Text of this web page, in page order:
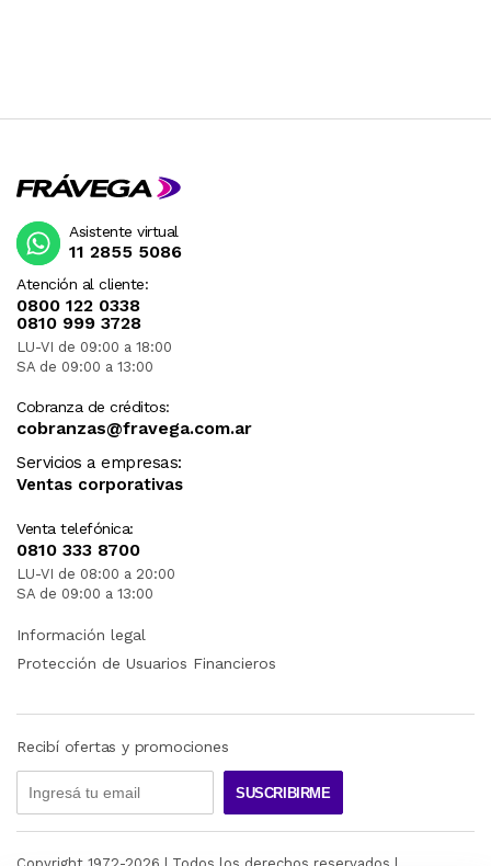
Atención al cliente:
0800 122 0338
0810 999 3728
LU-VI de 09:00 a 18:00
SA de 09:00 a 13:00
Cobranza de créditos:
cobranzas@fravega.com.ar
Servicios a empresas:
Ventas corporativas
Venta telefónica:
0810 333 8700
LU-VI de 08:00 a 20:00
SA de 09:00 a 13:00
Asistente virtual
11 2855 5086
Información legal
Protección de Usuarios Financieros
Recibí ofertas y promociones
SUSCRIBIRME